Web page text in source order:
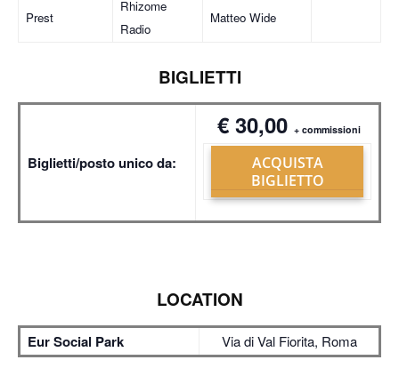
Prest
Rhizome
Radio
Matteo Wide
BIGLIETTI
Biglietti/posto unico da:
€ 30,00 + commissioni
ACQUISTA
BIGLIETTO
LOCATION
Eur Social Park Via di Val Fiorita, Roma